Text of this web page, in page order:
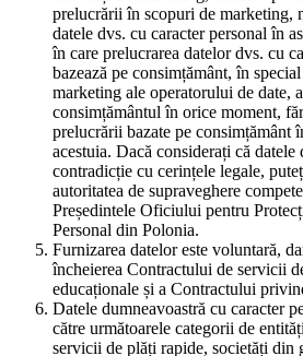
prelucrării în scopuri de marketing,
datele dvs. cu caracter personal în
în care prelucrarea datelor dvs. cu
bazează pe consimțământ, în
marketing ale operatorului de date,
consimțământul în orice moment,
prelucrării bazate pe consimțământ
acestuia. Dacă considerați că
contradicție cu cerințele legale,
autoritatea de supraveghere
Președintele Oficiului pentru
Personal din Polonia.
Furnizarea datelor este voluntară,
încheierea Contractului de servicii
educaționale și a Contractului
Datele dumneavoastră cu caracter
către următoarele categorii de
servicii de plăți rapide, societăți din